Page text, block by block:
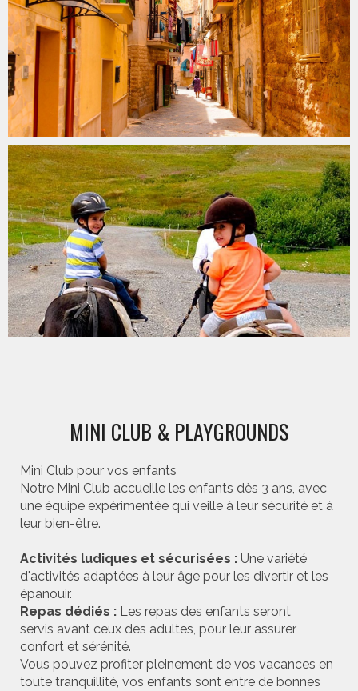
MINI CLUB & PLAYGROUNDS
Mini Club pour vos enfants
Notre Mini Club accueille les enfants dès 3 ans, avec
une équipe expérimentée qui veille à leur sécurité et à
leur bien-être.
Activités ludiques et sécurisées : Une variété
d'activités adaptées à leur âge pour les divertir et les
épanouir.
Repas dédiés : Les repas des enfants seront
servis avant ceux des adultes, pour leur assurer
confort et sérénité.
Vous pouvez profiter pleinement de vos vacances en
toute tranquillité, vos enfants sont entre de bonnes